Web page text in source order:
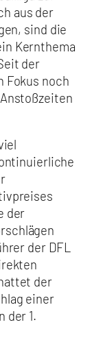
aus der
sind die
Kernthema
der
Fokus noch
der
der DFL
der
einer
der 1.